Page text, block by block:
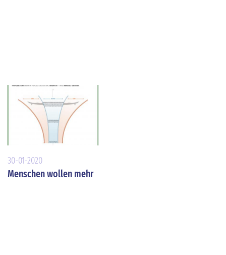
30-01-2020
Menschen wollen mehr